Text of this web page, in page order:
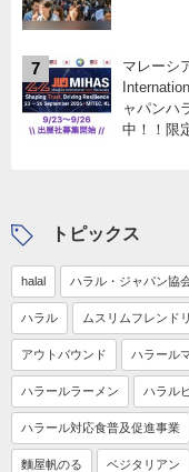
7
マレーシ
ャパンハ
中！！限
トピックス
halal ハラル・ジャパン協
ハラル ムスリムフレンド
アウトバウンド ハラール
ハラールラーメン ハラル
ハラール対応食普及促進事業
麵屋帆のる ベジタリアン